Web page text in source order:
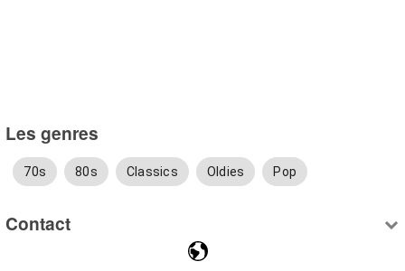
Les genres
70s 80s Classics Oldies Pop
Contact